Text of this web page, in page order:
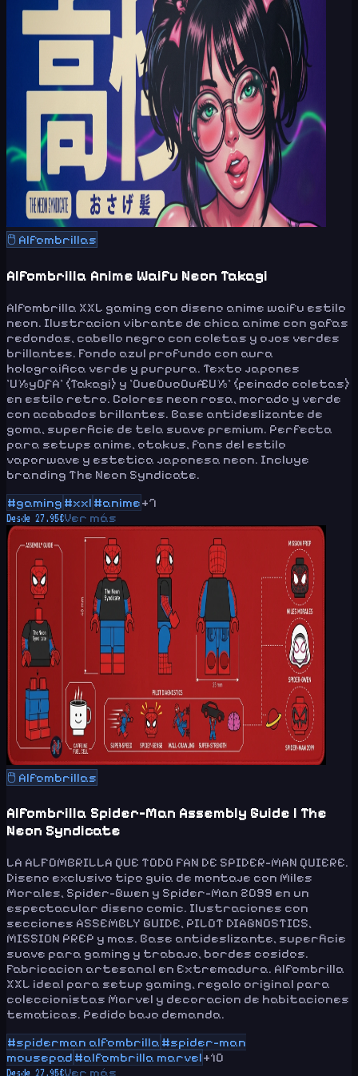
🖱️ Alfombrillas
Alfombrilla Anime Waifu Neon Takagi
Alfombrilla XXL gaming con diseno anime waifu estilo
neon. Ilustracion vibrante de chica anime con gafas
redondas, cabello negro con coletas y ojos verdes
brillantes. Fondo azul profundo con aura
holograifica verde y purpura. Texto japones
'U½yOƒA' (Takagi) y 'OueOuoOuÆU½' (peinado coletas)
en estilo retro. Colores neon rosa, morado y verde
con acabados brillantes. Base antideslizante de
goma, superficie de tela suave premium. Perfecta
para setups anime, otakus, fans del estilo
vaporwave y estetica japonesa neon. Incluye
branding The Neon Syndicate.
#gaming #xxl #anime+7
Desde 27.95€Ver más
🖱️ Alfombrillas
Alfombrilla Spider-Man Assembly Guide | The
Neon Syndicate
LA ALFOMBRILLA QUE TODO FAN DE SPIDER-MAN QUIERE.
Diseno exclusivo tipo guia de montaje con Miles
Morales, Spider-Gwen y Spider-Man 2099 en un
espectacular diseno comic. Ilustraciones con
secciones ASSEMBLY GUIDE, PILOT DIAGNOSTICS,
MISSION PREP y mas. Base antideslizante, superficie
suave para gaming y trabajo, bordes cosidos.
Fabricacion artesanal en Extremadura. Alfombrilla
XXL ideal para setup gaming, regalo original para
coleccionistas Marvel y decoracion de habitaciones
tematicas. Pedido bajo demanda.
#spiderman alfombrilla #spider-man
mousepad #alfombrilla marvel+10
Desde 27.95€Ver más